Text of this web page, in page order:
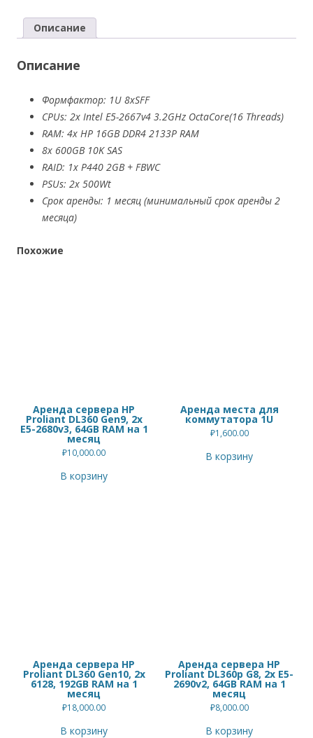
Proliant
Gen9,
E5-
2667v4,
128GB
RAM
месяц
Описание
Описание
Формфактор: 1U 8xSFF
CPUs: 2x Intel E5-2667v4 3.2GHz OctaCore(16 Threads)
RAM: 4x HP 16GB DDR4 2133P RAM
8x 600GB 10K SAS
RAID: 1x P440 2GB + FBWC
PSUs: 2x 500Wt
Срок аренды: 1 месяц (минимальный срок аренды 2
месяца)
Похожие
Аренда сервера HP
Proliant DL360 Gen9, 2x
E5-2680v3, 64GB RAM на 1
месяц
₽10,000.00
В корзину
Аренда места для
коммутатора 1U
₽1,600.00
В корзину
Аренда сервера HP
Proliant DL360 Gen10, 2x
6128, 192GB RAM на 1
месяц
₽18,000.00
В корзину
Аренда сервера HP
Proliant DL360p G8, 2x E5-
2690v2, 64GB RAM на 1
месяц
₽8,000.00
В корзину